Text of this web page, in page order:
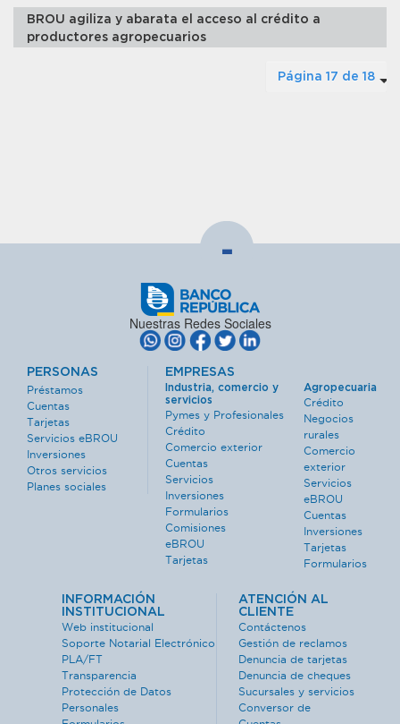
BROU agiliza y abarata el acceso al crédito a
productores agropecuarios
Página 17 de 18
-
Nuestras Redes Sociales
PERSONAS
Préstamos
Cuentas
Tarjetas
Servicios eBROU
Inversiones
Otros servicios
Planes sociales
EMPRESAS
Industria, comercio y
servicios
Pymes y Profesionales
Crédito
Comercio exterior
Cuentas
Servicios
Inversiones
Formularios
Comisiones
eBROU
Tarjetas
Agropecuaria
Crédito
Negocios
rurales
Comercio
exterior
Servicios
eBROU
Cuentas
Inversiones
Tarjetas
Formularios
INFORMACIÓN
INSTITUCIONAL
Web institucional
Soporte Notarial Electrónico
PLA/FT
Transparencia
Protección de Datos
Personales
ATENCIÓN AL
CLIENTE
Contáctenos
Gestión de reclamos
Denuncia de tarjetas
Denuncia de cheques
Sucursales y servicios
Conversor de